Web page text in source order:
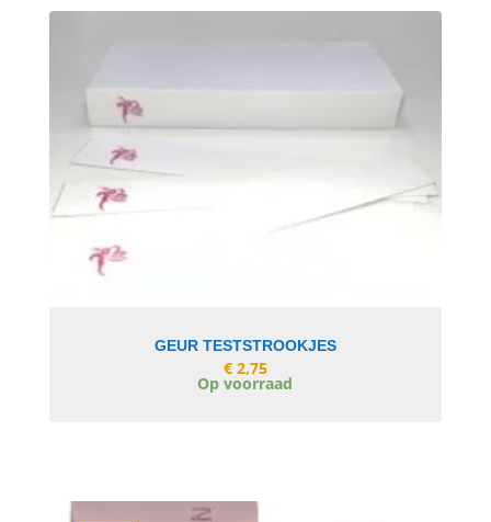
In Winkelwagen
GEUR TESTSTROOKJES
€2,75
Op voorraad